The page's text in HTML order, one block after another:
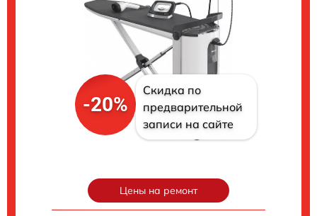
-20%
Скидка по
предварительной
записи на сайте
Цены на ремонт